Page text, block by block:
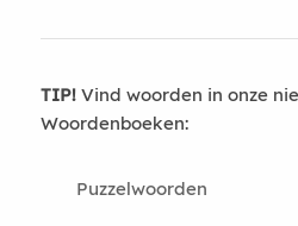
TIP!Vind woorden in onze
Woordenboeken:
Puzzelwoorden